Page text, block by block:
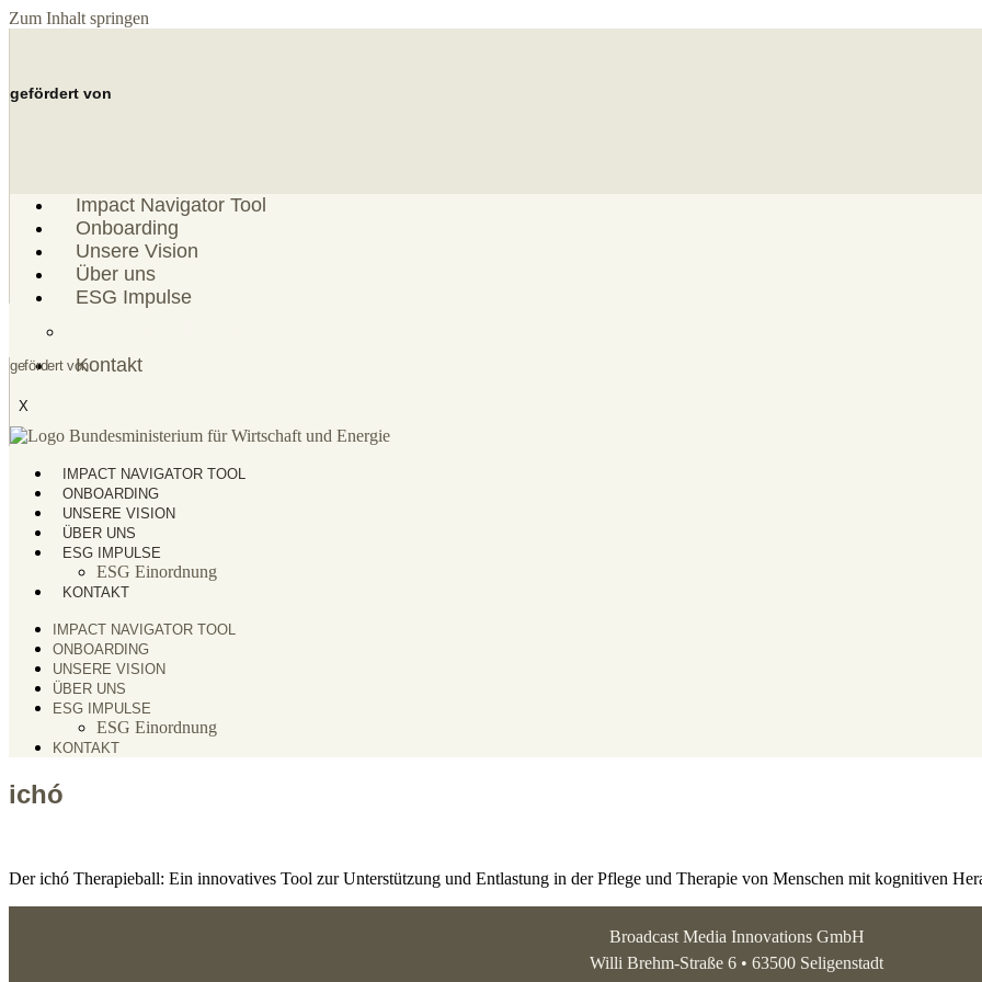
Zum Inhalt springen
gefördert von
Impact Navigator Tool
Onboarding
Unsere Vision
Über uns
ESG Impulse
Kontakt
X
gefördert von
IMPACT NAVIGATOR TOOL
ONBOARDING
UNSERE VISION
ÜBER UNS
ESG IMPULSE
ESG Einordnung
KONTAKT
IMPACT NAVIGATOR TOOL
ONBOARDING
UNSERE VISION
ÜBER UNS
ESG IMPULSE
ESG Einordnung
KONTAKT
ichó
Der ichó Therapieball: Ein innovatives Tool zur Unterstützung und Entlastung in der Pflege und Therapie von Menschen mit kognitiven
Broadcast Media Innovations GmbH
Willi Brehm-Straße 6 • 63500 Seligenstadt